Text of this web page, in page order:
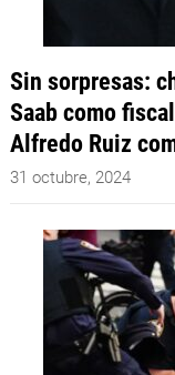
Sin sorpresas:
Saab como
Alfredo Ruiz
31 octubre, 2024